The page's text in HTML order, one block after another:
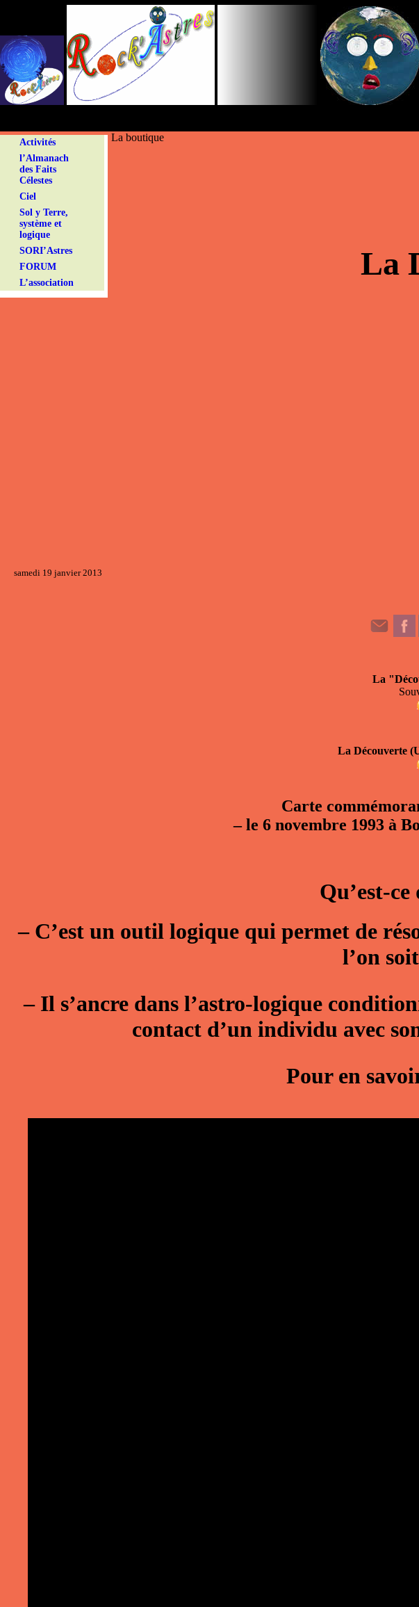
Activités
l’Almanach
des Faits
Célestes
Ciel
Sol y Terre,
système et
logique
SORI’Astres
FORUM
L’association
La boutique
La
samedi 19 janvier 2013
La
La Découverte
Carte
–le 6 novembre 1993 à
Qu’est-
–C’est un outil logique qui permet de
l’on
–Il s’ancre dans l’astro-logique
contact d’un individu avec
Pour en
Panneau de gestion des cookies